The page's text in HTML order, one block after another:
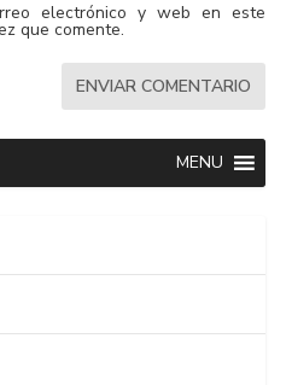
electrónico y web en este
que comente.
MENU